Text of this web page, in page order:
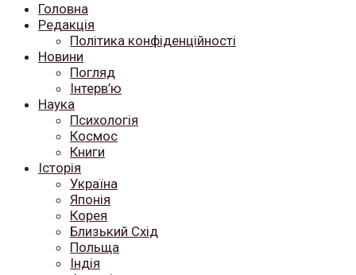
Головна
Редакція
Політика конфіденційності
Новини
Погляд
Інтерв’ю
Наука
Психологія
Космос
Книги
Історія
Україна
Японія
Корея
Близький Схід
Польща
Індія